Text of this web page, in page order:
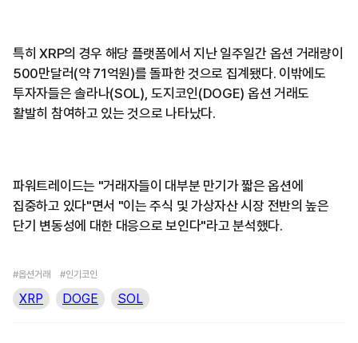
특히 XRP의 경우 해당 플랫폼에서 지난 일주일간 옵션 거래량이
500만달러(약 71억원)를 돌파한 것으로 집계됐다. 이밖에도
투자자들은 솔라나(SOL), 도지코인(DOGE) 옵션 거래도
활발히 참여하고 있는 것으로 나타났다.
파워트레이드는 "거래자들이 대부분 만기가 짧은 옵션에
집중하고 있다"면서 "이는 주식 및 가상자산 시장 전반의 높은
단기 변동성에 대한 대응으로 보인다"라고 분석했다.
#옵션거래 #인기코인
XRP DOGE SOL